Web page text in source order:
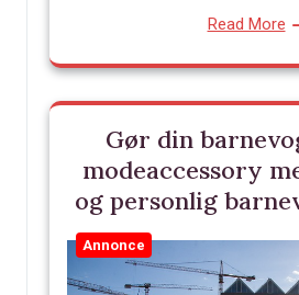
Read More
Gør din
modeaccessory
og personlig
Annonce